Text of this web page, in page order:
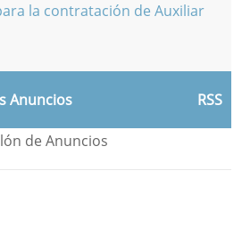
la contratación de Auxiliar
Anuncios RSS